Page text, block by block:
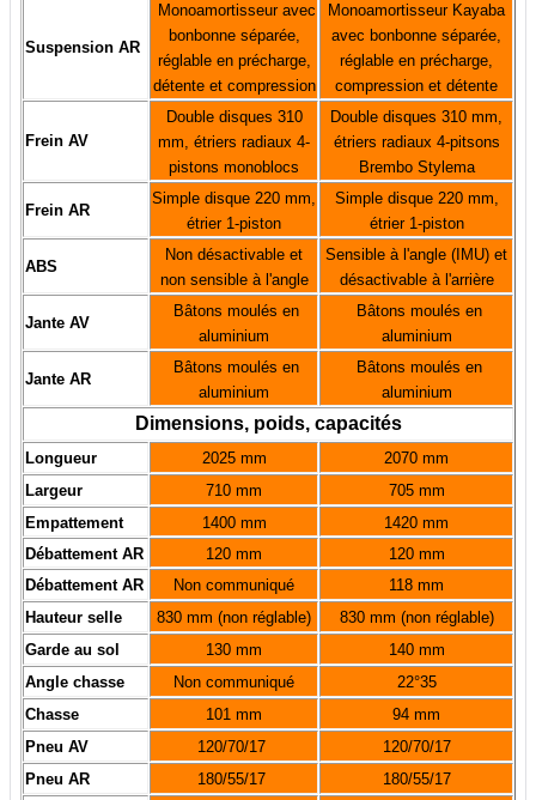
Suspension AR
Monoamortisseur avec
bonbonne séparée,
réglable en précharge,
détente et compression
Monoamortisseur Kayaba
avec bonbonne séparée,
réglable en précharge,
compression et détente
Frein AV
Double disques 310
mm, étriers radiaux 4-
pistons monoblocs
Double disques 310 mm,
étriers radiaux 4-pitsons
Brembo Stylema
Frein AR
Simple disque 220 mm,
étrier 1-piston
Simple disque 220 mm,
étrier 1-piston
ABS
Non désactivable et
non sensible à l'angle
Sensible à l'angle (IMU) et
désactivable à l'arrière
Jante AV
Bâtons moulés en
aluminium
Bâtons moulés en
aluminium
Jante AR
Bâtons moulés en
aluminium
Bâtons moulés en
aluminium
Dimensions, poids, capacités
Longueur 2025 mm
2070 mm
Largeur
710 mm
705 mm
Empattement
1400 mm
1420 mm
Débattement AR
120 mm
120 mm
Débattement AR
Non communiqué
118 mm
Hauteur selle
830 mm (non réglable)
830 mm (non réglable)
Garde au sol
130 mm
140 mm
Angle chasse
Non communiqué
22°35
Chasse
101 mm
94 mm
Pneu AV
120/70/17
120/70/17
Pneu AR
180/55/17
180/55/17